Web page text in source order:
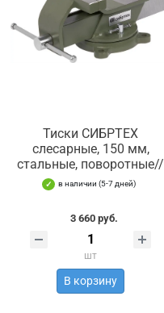
Тиски СИБРТЕХ
слесарные, 150 мм,
стальные, поворотные//
в наличии (5-7 дней)
3 660 руб.
шт
В корзину